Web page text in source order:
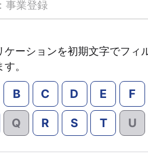
ケーションを初期文字でフィ
。
B C D E F
Q R S T U